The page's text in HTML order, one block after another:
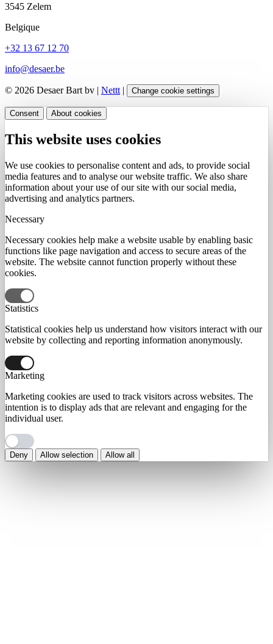
3545 Zelem
Belgique
+32 13 67 12 70
info@desaer.be
© 2026 Desaer Bart bv | Nettt | Change cookie settings
Consent About cookies
This website uses cookies
We use cookies to personalise content and ads, to provide social
media features and to analyse our website traffic. We also share
information about your use of our site with our social media,
advertising and analytics partners.
Necessary
Necessary cookies help make a website usable by enabling basic
functions like page navigation and access to secure areas of the
website. The website cannot function properly without these
cookies.
Statistics
Statistical cookies help us understand how visitors interact with our
website by collecting and reporting information anonymously.
Marketing
Marketing cookies are used to track visitors across websites. The
intention is to display ads that are relevant and engaging for the
individual user.
Deny Allow selection Allow all